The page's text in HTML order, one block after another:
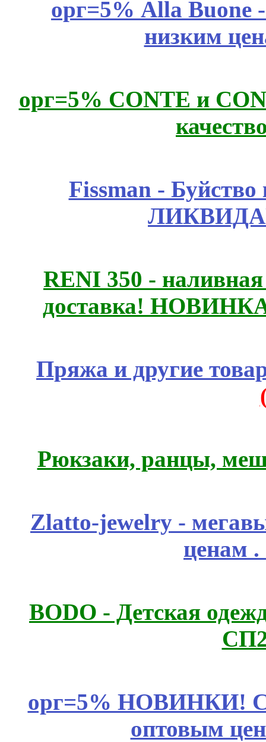
орг=5% Alla Buone
низким
орг=5% CONTE и
Fissmаn -
RENI 350 -
доставка!
Пряжа и другие
Рюкзаки, ранцы,
Zlatto-jewelry -
ценам
BODO - Детская
орг=5% НОВИНКИ!
оптовым